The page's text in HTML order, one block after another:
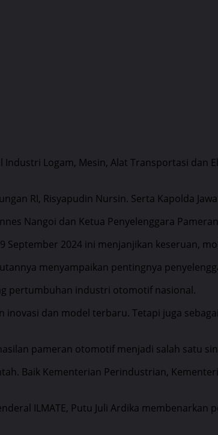
Logam, Mesin, Alat Transportasi dan
RI, Risyapudin Nursin. Serta Kapolda
Nangoi dan Ketua Penyelenggara Pameran
September 2024 ini menjanjikan keseruan,
menyampaikan pentingnya
pertumbuhan industri otomotif nasional.
inovasi dan model terbaru. Tetapi juga
pameran otomotif menjadi salah satu
Baik Kementerian Perindustrian,
ILMATE, Putu Juli Ardika membenarkan